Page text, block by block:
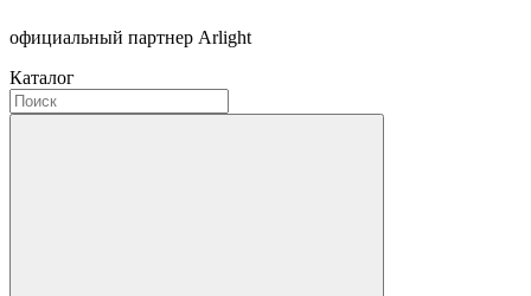
официальный партнер Arlight
Каталог